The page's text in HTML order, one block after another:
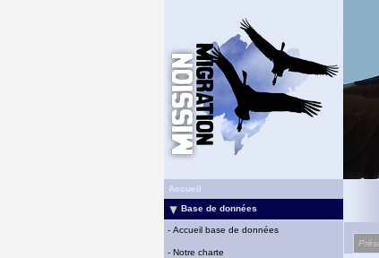
Accueil
Base de données
- Accueil base de données
- Notre charte